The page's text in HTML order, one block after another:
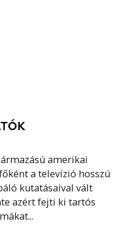
amerikai
a televízió hosszú
kutatásaival vált
azért fejti ki tartós